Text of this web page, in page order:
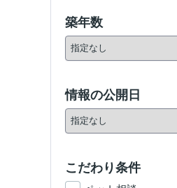
築年数
情報の公開日
こだわり条件